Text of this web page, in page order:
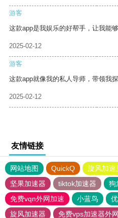
游客
这款app是我娱乐的好帮手，让我能
2025-02-12
游客
这款app就像我的私人导师，带领我
2025-02-12
友情链接
网站地图 QuickQ 旋风加速
坚果加速器
tiktok加速器
狗
免费vqn外网加速
小蓝鸟
旋风加速器
免费vps加速器外